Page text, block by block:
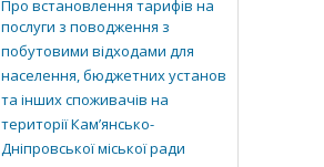
Про встановлення тарифів на
послуги з поводження з
побутовими відходами для
населення, бюджетних установ
та інших споживачів на
території Кам’янсько-
Дніпровської міської ради